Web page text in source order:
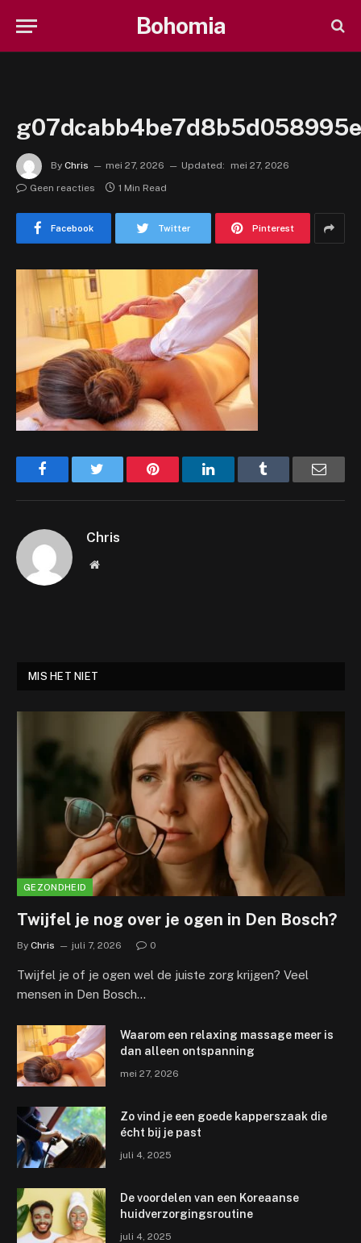
Bohomia
By Chris mei 27, 2026 Updated:
mei 27, 2026
Geen reacties
1 Min Read
Facebook Twitter Pinterest
Facebook Pinterest LinkedIn Email
Chris
Website
MIS HET NIET
GEZONDHEID
Twijfel je nog over je ogen in Den Bosch?
By Chris juli 7, 2026 0
Twijfel je of je ogen wel de juiste zorg krijgen? Veel
mensen in Den Bosch…
Waarom een relaxing massage meer is
dan alleen ontspanning
mei 27, 2026
Zo vind je een goede kapperszaak die
écht bij je past
juli 4, 2025
De voordelen van een Koreaanse
huidverzorgingsroutine
juli 4, 2025